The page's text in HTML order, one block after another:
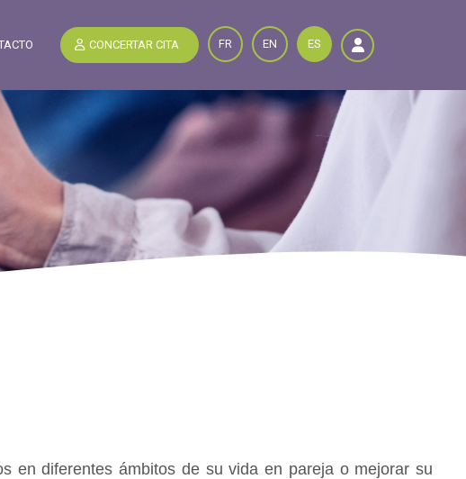
CONCERTAR CITA EN ES
FR
en diferentes ámbitos de su vida en pareja o mejorar su